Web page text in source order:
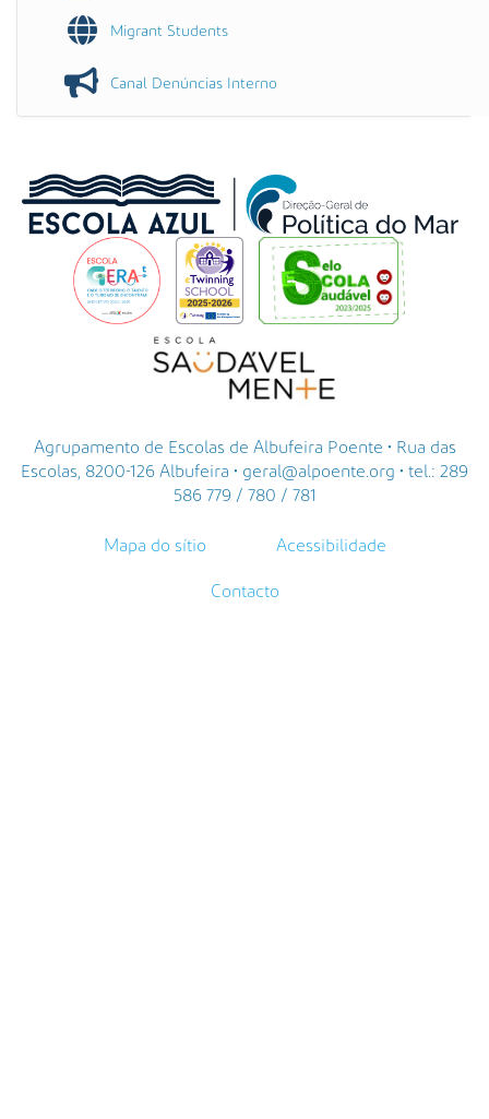
Migrant Students
Canal Denúncias Interno
Agrupamento de Escolas de Albufeira Poente • Rua das
Escolas, 8200-126 Albufeira • geral@alpoente.org • tel.: 289
586 779 / 780 / 781
Mapa do sítio Acessibilidade
Contacto